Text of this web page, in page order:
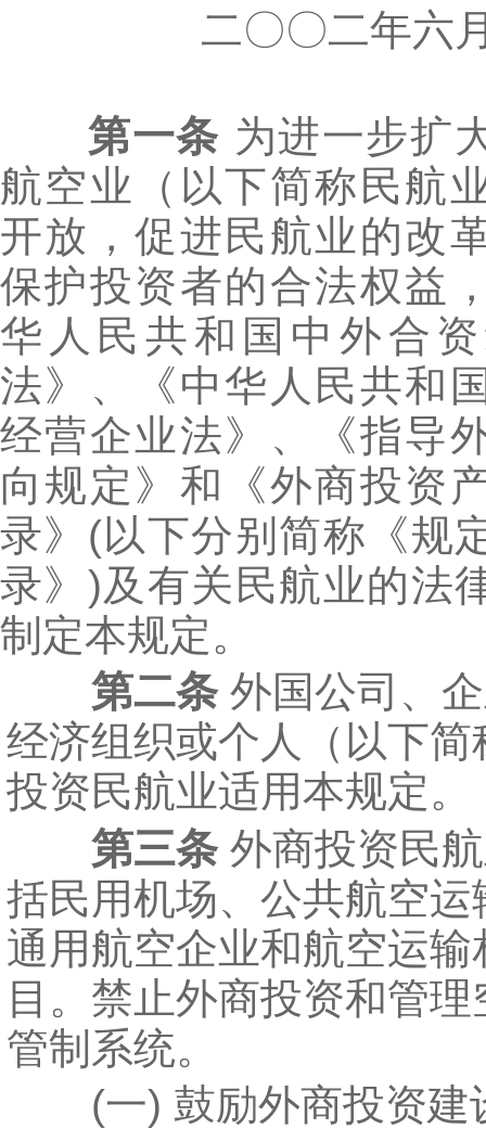
二〇〇二年六
第一条 为进一步扩
航空业（以下简称民航
开放，促进民航业的改
保护投资者的合法权益
华人民共和国中外合
法》、《中华人民共和
经营企业法》、《指导
向规定》和《外商投资
录》(以下分别简称《规
录》)及有关民航业的法
制定本规定。
第二条外国公司、
经济组织或个人（以下简
投资民航业适用本规定。
第三条外商投资民
括民用机场、公共航空运
通用航空企业和航空运输
目。禁止外商投资和管理
管制系统。
(一) 鼓励外商投资建